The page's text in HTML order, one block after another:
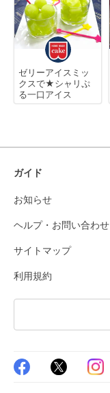
ゼリーアイスミッ
クスで★シャリぷ
る一口アイス
ガイド
お知らせ
ヘルプ・お問い合わせ
サイトマップ
利用規約